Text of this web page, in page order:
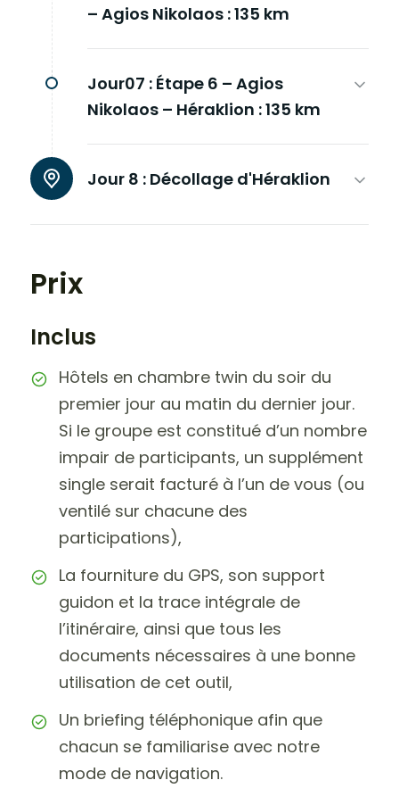
– Agios Nikolaos : 135 km
Jour07 : Étape 6 – Agios
Nikolaos – Héraklion : 135 km
Jour 8 : Décollage d'Héraklion
Prix
Inclus
Hôtels en chambre twin du soir du
premier jour au matin du dernier jour.
Si le groupe est constitué d’un nombre
impair de participants, un supplément
single serait facturé à l’un de vous (ou
ventilé sur chacune des
participations),
La fourniture du GPS, son support
guidon et la trace intégrale de
l’itinéraire, ainsi que tous les
documents nécessaires à une bonne
utilisation de cet outil,
Un briefing téléphonique afin que
chacun se familiarise avec notre
mode de navigation.